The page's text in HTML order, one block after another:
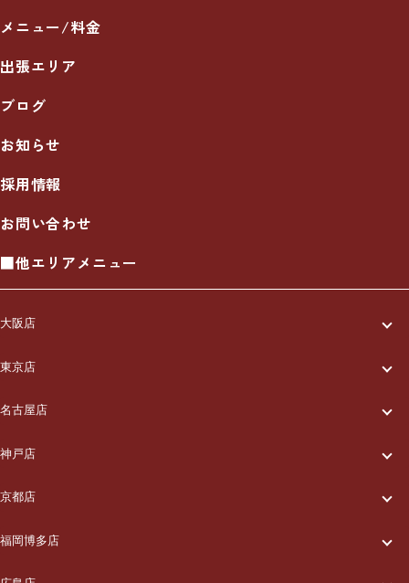
メニュー/料金
出張エリア
ブログ
お知らせ
採用情報
お問い合わせ
■他エリアメニュー
大阪店
一休について
ご利用の流れ
メニュー/料金
出張エリア
ブログ
東京店
一休について
ご利用の流れ
メニュー/料金
出張エリア
名古屋店
一休について
ご利用の流れ
メニュー/料金
神戸店
一休について
ご利用の流れ
京都店
一休について
福岡博多店